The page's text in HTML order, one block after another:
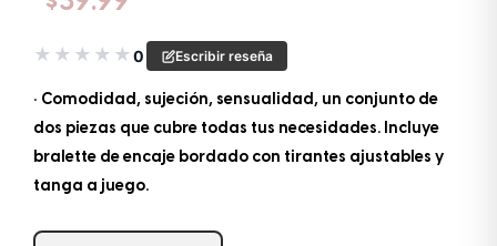
★ ★ ★ ★ ★0 Escribir reseña
• Comodidad, sujeción, sensualidad, un conjunto de
dos piezas que cubre todas tus necesidades. Incluye
bralette de encaje bordado con tirantes ajustables y
tanga a juego.